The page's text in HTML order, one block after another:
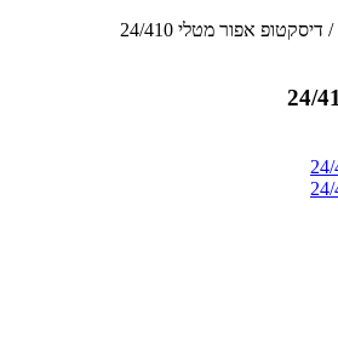
/ דיסקטופ אפור מטלי 24/410